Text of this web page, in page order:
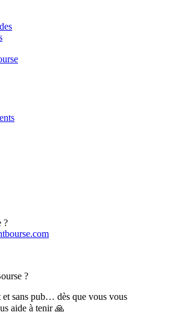
?
?
et sans pub… dès que vous vous
aide à tenir 🙏